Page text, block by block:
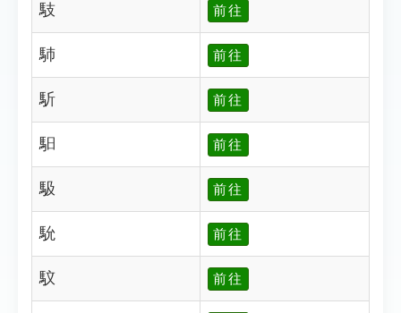
馶 前往
馷 前往
馸 前往
馹 前往
馺 前往
馻 前往
馼 前往